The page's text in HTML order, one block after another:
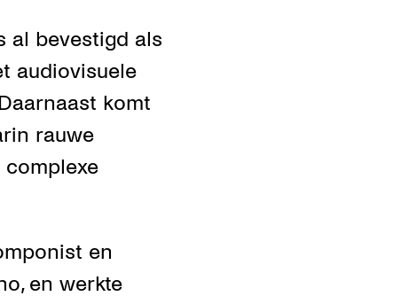
al bevestigd als
audiovisuele
komt
rauwe
complexe
en
en werkte